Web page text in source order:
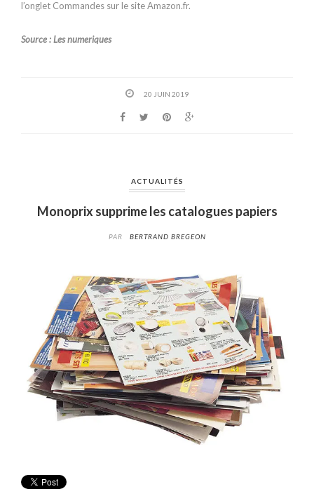
l’onglet Commandes sur le site Amazon.fr.
Source : Les numeriques
20 JUIN 2019
ACTUALITÉS
Monoprix supprime les catalogues papiers
PAR BERTRAND BREGEON